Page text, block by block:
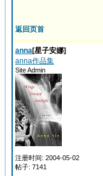
返回页首
anna[星子安娜]
anna作品集
Site Admin
注册时间: 2004-05-02
帖子: 7141